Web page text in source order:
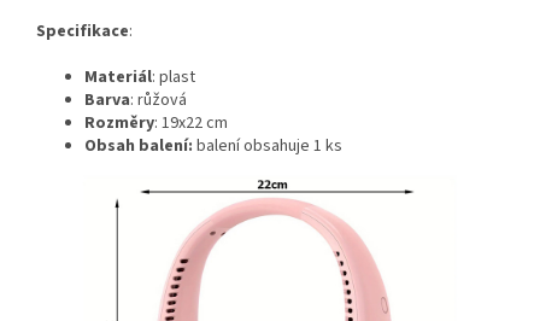
Specifikace:
Materiál: plast
Barva: růžová
Rozměry: 19x22 cm
Obsah balení: balení obsahuje 1 ks